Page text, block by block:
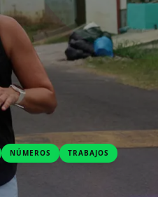
NÚMEROS TRABAJOS